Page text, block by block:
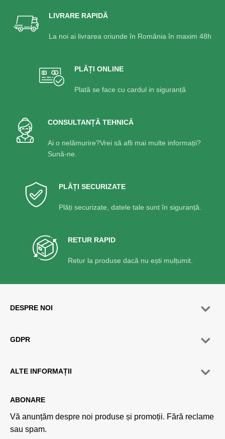
LIVRARE RAPIDĂ
La noi ai livrarea oriunde în România în maxim 48h
PLĂȚI ONLINE
Plată se face cu cardul in siguranță
CONSULTANȚĂ TEHNICĂ
Ai o nelămurire?Vrei să afli mai multe informații?
Sună-ne.
PLĂȚI SECURIZATE
Plăți securizate, datele tale sunt în siguranță.
RETUR RAPID
Retur la produse dacă nu ești mulțumit.
DESPRE NOI
GDPR
ALTE INFORMAȚII
ABONARE
Vă anunțăm despre noi produse și promoții. Fără reclame
sau spam.